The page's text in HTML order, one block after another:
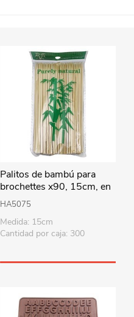
Palitos de bambú para
brochettes x90, 15cm, en
bolsa
HA5075
Medida: 15cm
Cantidad por caja: 300